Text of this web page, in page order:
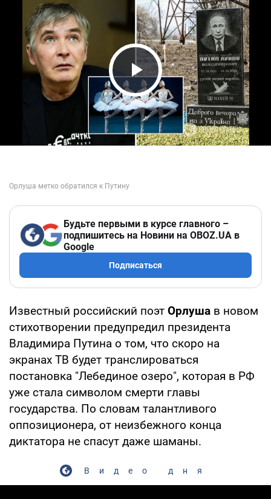
Play Video
Будьте первыми в курсе главного –
подпишитесь на Новини на OBOZ.UA в
Google
Подписаться
Известный российский поэт Орлуша в новом
стихотворении предупредил президента
Владимира Путина о том, что скоро на
экранах ТВ будет транслироваться
постановка "Лебединое озеро", которая в РФ
уже стала символом смерти главы
государства. По словам талантливого
оппозиционера, от неизбежного конца
диктатора не спасут даже шаманы.
Видео дня